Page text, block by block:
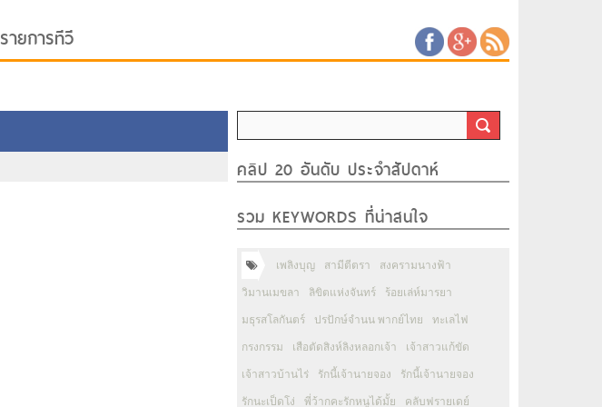
รายการทีวี
คลิป 20 อันดับ ประจำสัปดาห์
รวม KEYWORDS ที่น่าสนใจ
เพลิงบุญ สามีตีตรา สงครามนางฟ้า
วิมานเมขลา ลิขิตแห่งจันทร์ ร้อยเล่ห์มารยา
มธุรสโลกันตร์ ปรปักษ์จำนน พากย์ไทย ทะเลไฟ
กรงกรรม เสือตัดสิงห์ลิงหลอกเจ้า เจ้าสาวแก้ขัด
เจ้าสาวบ้านไร่ รักนี้เจ้านายจอง รักนี้เจ้านายจอง
รักนะเป็ดโง่ พี่ว้ากคะรักหนูได้มั้ย คลับฟรายเดย์